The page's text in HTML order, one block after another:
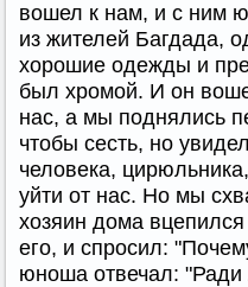
вошел к нам, и с ним
из жителей Багдада,
хорошие одежды и
был хромой. И он
нас, а мы поднялись
чтобы сесть, но
человека,
уйти от нас. Но мы
хозяин дома вцепился
его, и спросил:
юноша отвечал: